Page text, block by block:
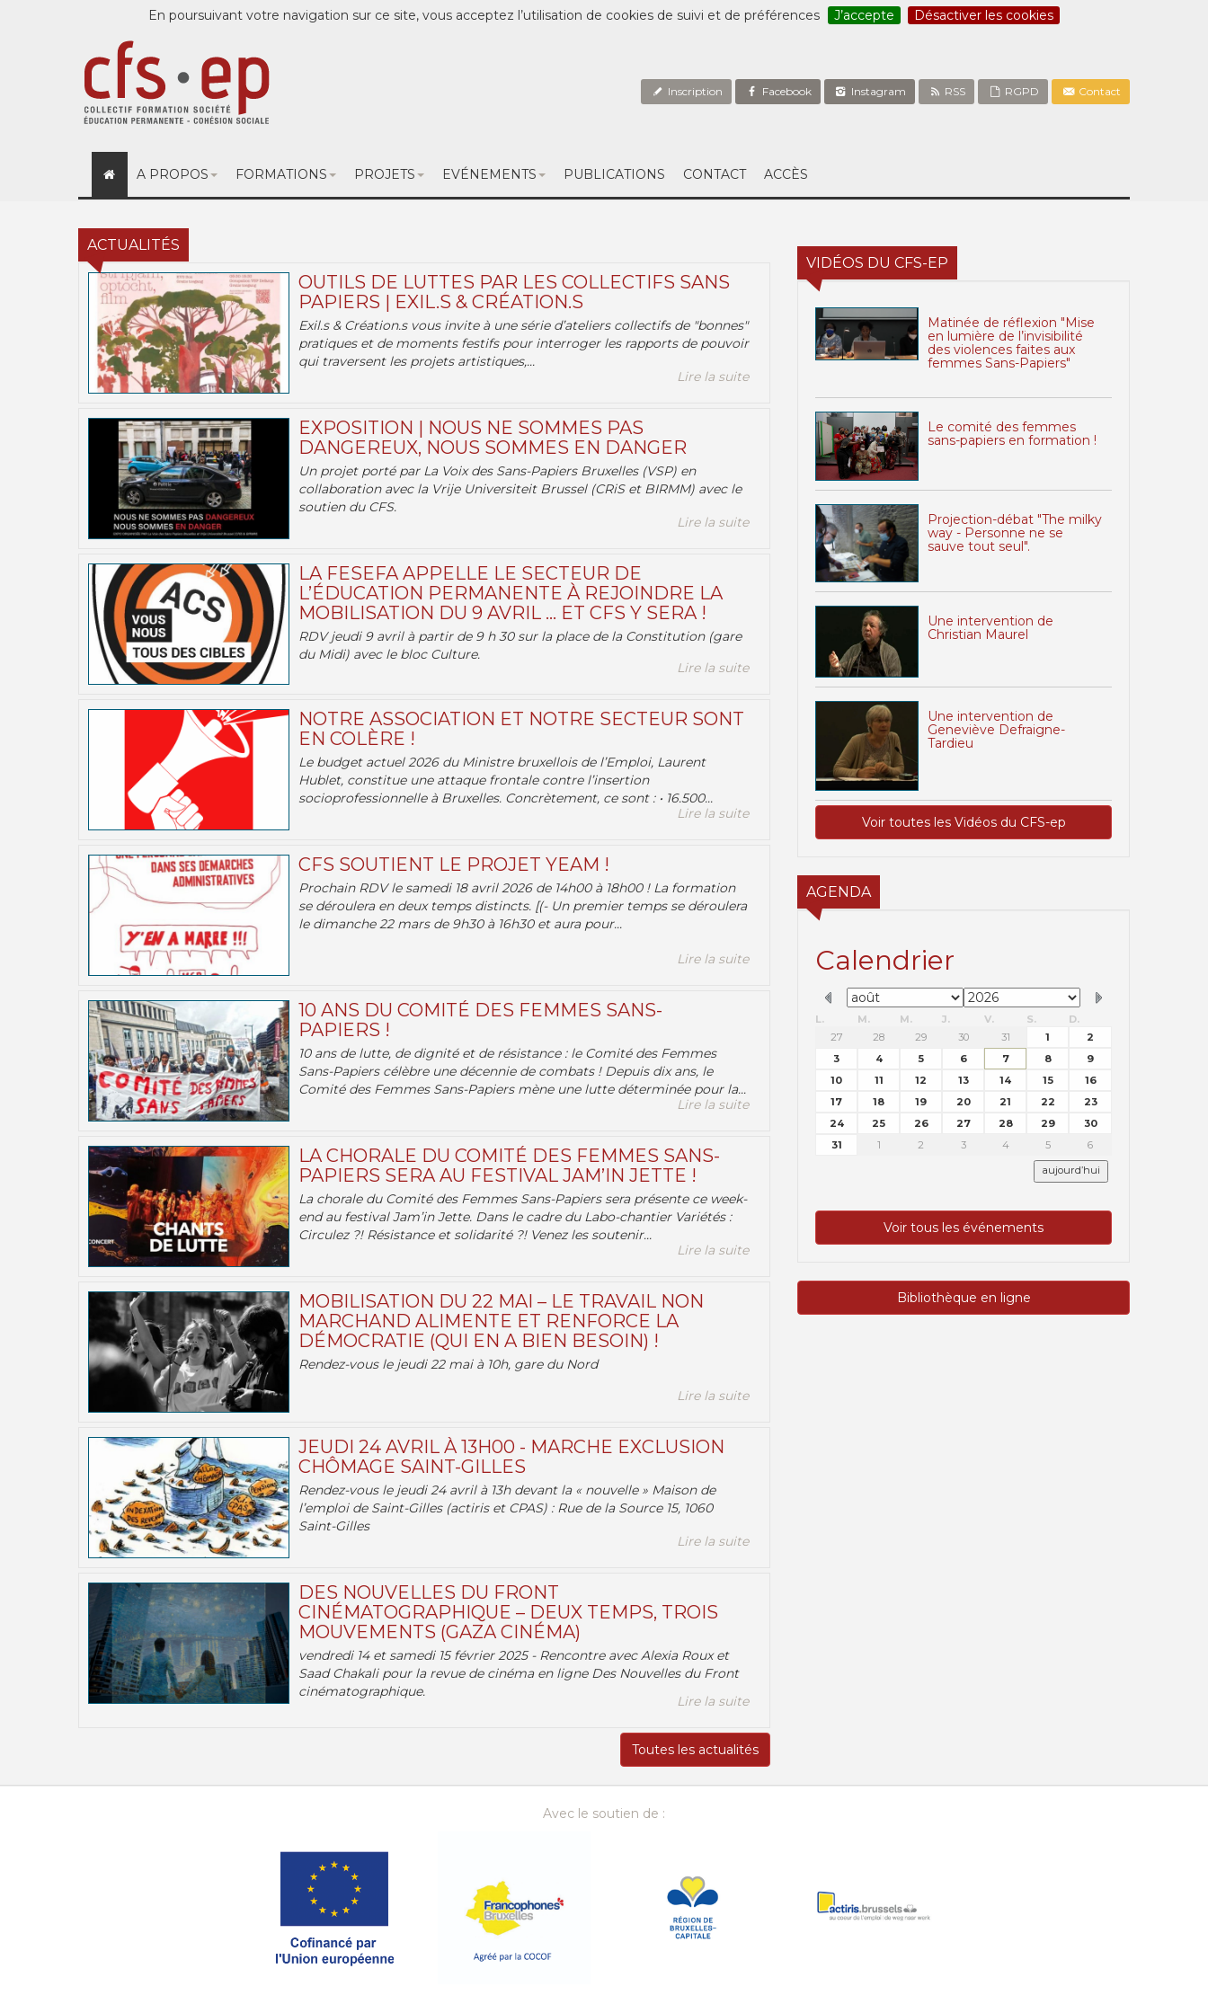
En poursuivant votre navigation sur ce site, vous acceptez l’utilisation de cookies de suivi et de préférences J’accepte Désactiver les cookies
Inscription Facebook Instagram RSS RGPD Contact
A PROPOS FORMATIONS PROJETS EVÉNEMENTS PUBLICATIONS CONTACT ACCÈS
ACTUALITÉS
OUTILS DE LUTTES PAR LES COLLECTIFS SANS
PAPIERS | EXIL.S & CRÉATION.S
Exil.s & Création.s vous invite à une série d’ateliers collectifs de "bonnes"
pratiques et de moments festifs pour interroger les rapports de pouvoir
qui traversent les projets artistiques,...
Lire la suite
EXPOSITION | NOUS NE SOMMES PAS
DANGEREUX, NOUS SOMMES EN DANGER
Un projet porté par La Voix des Sans-Papiers Bruxelles (VSP) en
collaboration avec la Vrije Universiteit Brussel (CRiS et BIRMM) avec le
soutien du CFS.
Lire la suite
LA FESEFA APPELLE LE SECTEUR DE
L’ÉDUCATION PERMANENTE À REJOINDRE LA
MOBILISATION DU 9 AVRIL … ET CFS Y SERA !
RDV jeudi 9 avril à partir de 9 h 30 sur la place de la Constitution (gare
du Midi) avec le bloc Culture.
Lire la suite
NOTRE ASSOCIATION ET NOTRE SECTEUR SONT
EN COLÈRE !
Le budget actuel 2026 du Ministre bruxellois de l’Emploi, Laurent
Hublet, constitue une attaque frontale contre l’insertion
socioprofessionnelle à Bruxelles. Concrètement, ce sont : • 16.500...
Lire la suite
CFS SOUTIENT LE PROJET YEAM !
Prochain RDV le samedi 18 avril 2026 de 14h00 à 18h00 ! La formation
se déroulera en deux temps distincts. [(- Un premier temps se déroulera
le dimanche 22 mars de 9h30 à 16h30 et aura pour...
Lire la suite
10 ANS DU COMITÉ DES FEMMES SANS-
PAPIERS !
10 ans de lutte, de dignité et de résistance : le Comité des Femmes
Sans-Papiers célèbre une décennie de combats ! Depuis dix ans, le
Comité des Femmes Sans-Papiers mène une lutte déterminée pour la...
Lire la suite
LA CHORALE DU COMITÉ DES FEMMES SANS-
PAPIERS SERA AU FESTIVAL JAM’IN JETTE !
La chorale du Comité des Femmes Sans-Papiers sera présente ce week-
end au festival Jam’in Jette. Dans le cadre du Labo-chantier Variétés :
Circulez ?! Résistance et solidarité ?! Venez les soutenir...
Lire la suite
MOBILISATION DU 22 MAI – LE TRAVAIL NON
MARCHAND ALIMENTE ET RENFORCE LA
DÉMOCRATIE (QUI EN A BIEN BESOIN) !
Rendez-vous le jeudi 22 mai à 10h, gare du Nord
Lire la suite
JEUDI 24 AVRIL À 13H00 - MARCHE EXCLUSION
CHÔMAGE SAINT-GILLES
Rendez-vous le jeudi 24 avril à 13h devant la « nouvelle » Maison de
l’emploi de Saint-Gilles (actiris et CPAS) : Rue de la Source 15, 1060
Saint-Gilles
Lire la suite
DES NOUVELLES DU FRONT
CINÉMATOGRAPHIQUE – DEUX TEMPS, TROIS
MOUVEMENTS (GAZA CINÉMA)
vendredi 14 et samedi 15 février 2025 - Rencontre avec Alexia Roux et
Saad Chakali pour la revue de cinéma en ligne Des Nouvelles du Front
cinématographique.
Lire la suite
Toutes les actualités
VIDÉOS DU CFS-EP
Matinée de réflexion "Mise
en lumière de l’invisibilité
des violences faites aux
femmes Sans-Papiers"
Le comité des femmes
sans-papiers en formation !
Projection-débat "The milky
way - Personne ne se
sauve tout seul".
Une intervention de
Christian Maurel
Une intervention de
Geneviève Defraigne-
Tardieu
Voir toutes les Vidéos du CFS-ep
AGENDA
Calendrier
L. M. M. J. V. S.
D.
27
28 29 30 31 1
2
3
4 5 6 7 8
9
10
11 12 13 14 15
16
17
18 19 20 21 22
23
24
25 26 27 28 29
30
31
1 2 3 4 5 6
aujourd’hui
Voir tous les événements
Bibliothèque en ligne
Avec le soutien de :